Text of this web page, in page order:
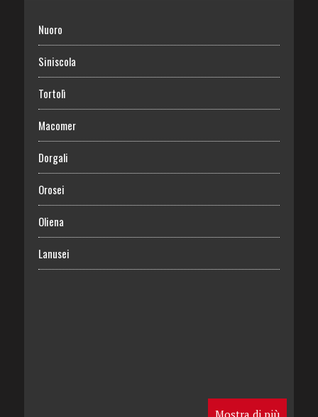
Nuoro
Siniscola
Tortolì
Macomer
Dorgali
Orosei
Oliena
Lanusei
Mostra di più